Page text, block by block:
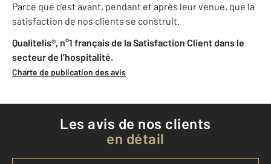
Parce que c’est avant, pendant et après leur venue, que la
satisfaction de nos clients se construit.
Qualitelis®, n°1 français de la Satisfaction Client dans le
secteur de l’hospitalité.
Charte de publication des avis
Les avis de nos clients
en détail